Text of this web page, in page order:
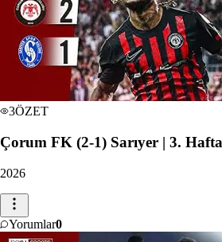
3ÖZET
Çorum FK (2-1) Sarıyer | 3.
2026
Yorumlar0